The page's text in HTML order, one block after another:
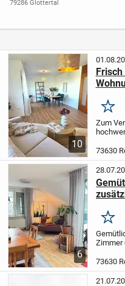
Penthouse mit Aufzug,
Blick auf die
79286 Glottertal
10
Zum
ein
mit
73630
6
Zimmer
dem
73630